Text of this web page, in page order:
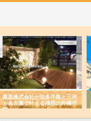
庭楽株式会社が知多半島と三河
と名古屋で叶える理想の外構空
間